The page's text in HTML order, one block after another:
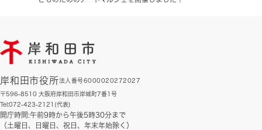
岸和田市役所法人番号6000020272027
〒596-8510 大阪府岸和田市岸城町7番1号
Tel:072-423-2121(代表)
開庁時間:午前9時から午後5時30分まで
（土曜日、日曜日、祝日、年末年始除く）